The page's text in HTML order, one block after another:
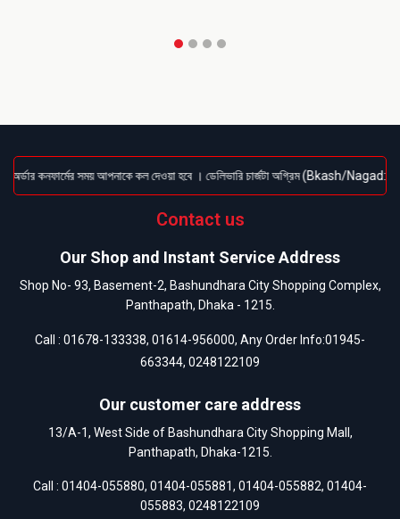
অর্ডার কনফার্মের সময় আপনাকে কল দেওয়া হবে । ডেলিভারি চার্জটা অগ্রিম (Bkash/Nagad:
Contact us
Our Shop and Instant Service Address
Shop No- 93, Basement-2, Bashundhara City Shopping Complex,
Panthapath, Dhaka - 1215.
Call : 01678-133338, 01614-956000, Any Order Info:01945-
663344, 0248122109
Our customer care address
13/A-1, West Side of Bashundhara City Shopping Mall,
Panthapath, Dhaka-1215.
Call : 01404-055880, 01404-055881, 01404-055882, 01404-
055883, 0248122109